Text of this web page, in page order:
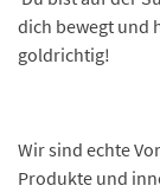
dich bewegt und
goldrichtig!
Wir sind echte
Produkte und